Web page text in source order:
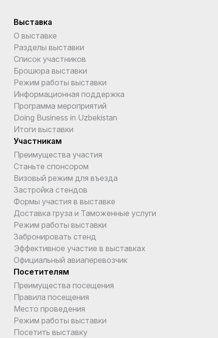
Выставка
О выставке
Разделы выставки
Список участников
Брошюра выставки
Режим работы выставки
Информационная поддержка
Программа мероприятий
Doing Business in Uzbekistan
Итоги выставки
Участникам
Преимущества участия
Станьте спонсором
Визовый режим для въезда
Застройка стендов
Формы участия в выставке
Доставка груза и Таможенные услуги
Режим работы выставки
Забронировать стенд
Эффективное участие в выставках
Официальный авиаперевозчик
Посетителям
Преимущества посещения
Правила посещения
Место проведения
Режим работы выставки
Посетить выставку